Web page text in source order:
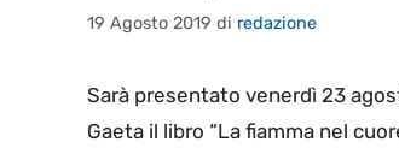
19 Agosto 2019 di redazione
Sarà presentato venerdì 23
Gaeta il libro “La fiamma nel